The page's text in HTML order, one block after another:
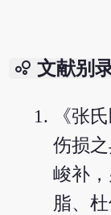
bubble_chart 文献别
《张
伤损
峻补
脂、